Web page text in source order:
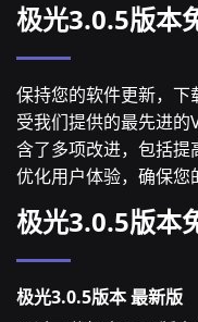
极光3.0.5版本
保持您的软件更新，
受我们提供的最先进
含了多项改进，包括
优化用户体验，确保您
极光3.0.5版本
极光3.0.5版本 最新版